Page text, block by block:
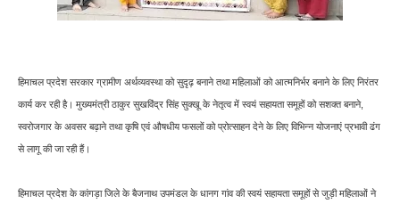
हिमाचल प्रदेश सरकार ग्रामीण अर्थव्यवस्था को सुदृढ़ बनाने तथा महिलाओं को आत्मनिर्भर बनाने के लिए निरंतर
कार्य कर रही है। मुख्यमंत्री ठाकुर सुखविंद्र सिंह सुक्खू के नेतृत्व में स्वयं सहायता समूहों को सशक्त बनाने,
स्वरोजगार के अवसर बढ़ाने तथा कृषि एवं औषधीय फसलों को प्रोत्साहन देने के लिए विभिन्न योजनाएं प्रभावी ढंग
से लागू की जा रही हैं।
हिमाचल प्रदेश के कांगड़ा जिले के बैजनाथ उपमंडल के धानग गांव की स्वयं सहायता समूहों से जुड़ी महिलाओं ने